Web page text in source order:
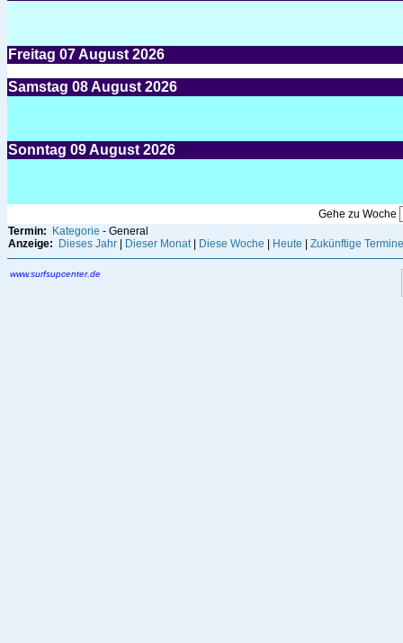
Freitag 07August 2026
Samstag 08August 2026
Sonntag 09August 2026
Gehe zu Woche
Termin:
Kategorie - General
Anzeige:
Dieses Jahr Dieser Monat| Diese Woche Heute Zukünftige Termine
www.surfsupcenter.de